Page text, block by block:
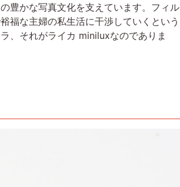
豊かな写真文化を支えています。フィル
福な主婦の私生活に干渉していくという
、それがライカ miniluxなのでありま